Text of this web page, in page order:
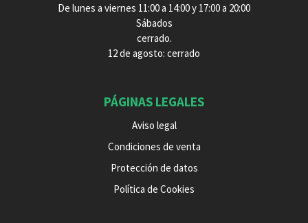
De lunes a viernes 11:00 a 14:00 y 17:00 a 20:00
Sábados
cerrado.
12 de agosto: cerrado
PÁGINAS LEGALES
Aviso legal
Condiciones de venta
Protección de datos
Política de Cookies